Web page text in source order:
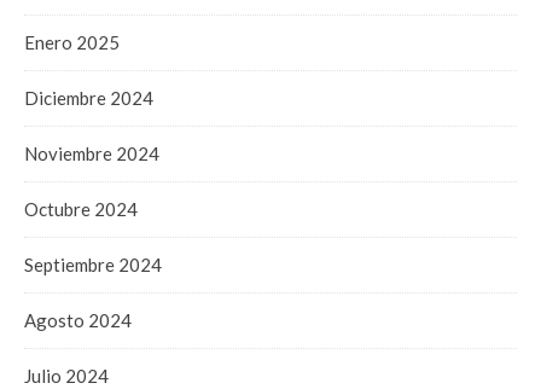
Enero 2025
Diciembre 2024
Noviembre 2024
Octubre 2024
Septiembre 2024
Agosto 2024
Julio 2024